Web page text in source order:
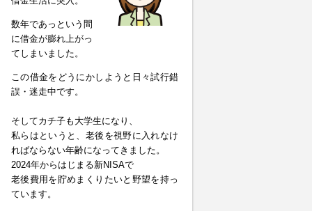
数年であっという間
に借金が膨れ上がっ
てしまいました。
この借金をどうにかしようと日々試行錯
誤・迷走中です。
そしてカチ子も大学生になり、
私らはというと、老後を視野に入れなけ
ればならない年齢になってきました。
2024年からはじまる新NISAで
老後費用を貯めまくりたいと野望を持っ
ています。